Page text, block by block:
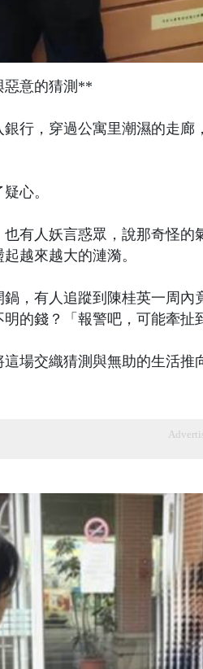
惡意的猜測**
銀行，穿過公寓里潮濕的走
心。
也有人妖言惑眾，說那奇怪
越來越大的漣漪。
，有人追蹤到陳桂英一周
的錢？「報警吧，可能牽扯
場交織猜測與無助的生活推